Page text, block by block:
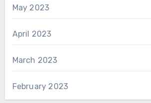
May 2023
April 2023
March 2023
February 2023